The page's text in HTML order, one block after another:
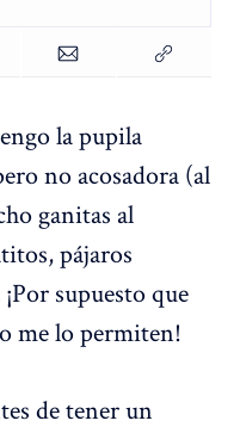
la pupila
no acosadora (al
ganitas al
pájaros
supuesto que
me lo permiten!
de tener un